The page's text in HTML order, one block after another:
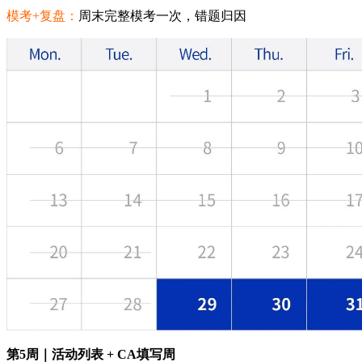
模考+复盘： 周末完整模考一次，错题归因
第5周｜活动列表 + CA填写周